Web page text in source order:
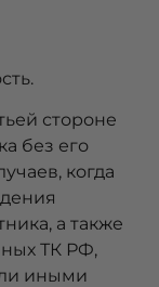
стороне
без его
когда
а также
ТК РФ,
иными